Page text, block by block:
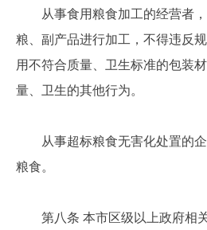
从事食用粮食加工的经营者
粮、副产品进行加工，不得违反
用不符合质量、卫生标准的包装
量、卫生的其他行为。
从事超标粮食无害化处置的
粮食。
第八条 本市区级以上政府相